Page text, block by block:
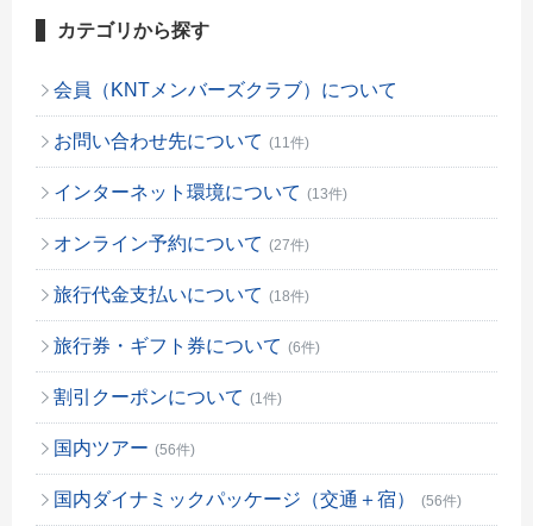
カテゴリから探す
会員（KNTメンバーズクラブ）について
お問い合わせ先について (11件)
インターネット環境について (13件)
オンライン予約について (27件)
旅行代金支払いについて (18件)
旅行券・ギフト券について (6件)
割引クーポンについて (1件)
国内ツアー (56件)
国内ダイナミックパッケージ（交通＋宿） (56件)